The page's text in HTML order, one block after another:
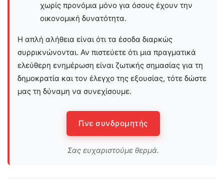
χωρίς προνόμια μόνο για όσους έχουν την
οικονομική δυνατότητα.
Η απλή αλήθεια είναι ότι τα έσοδα διαρκώς
συρρικνώνονται. Αν πιστεύετε ότι μια πραγματικά
ελεύθερη ενημέρωση είναι ζωτικής σημασίας για τη
δημοκρατία και τον έλεγχο της εξουσίας, τότε δώστε
μας τη δύναμη να συνεχίσουμε.
Γίνε συνδρομητής
Σας ευχαριστούμε θερμά.